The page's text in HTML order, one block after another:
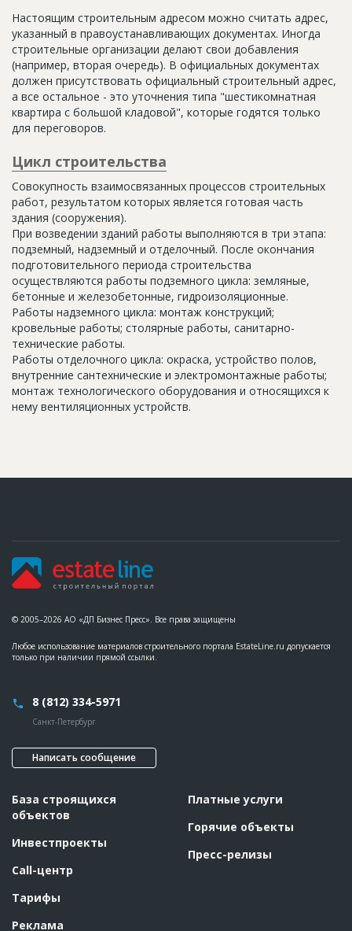
Настоящим строительным адресом можно считать адрес,
указанный в правоустанавливающих документах. Иногда
строительные организации делают свои добавления
(например, вторая очередь). В официальных документах
должен присутствовать официальный строительный адрес,
а все остальное - это уточнения типа "шестикомнатная
квартира с большой кладовой", которые годятся только
для переговоров.
Цикл строительства
Совокупность взаимосвязанных процессов строительных
работ, результатом которых является готовая часть
здания (сооружения).
При возведении зданий работы выполняются в три этапа:
подземный, надземный и отделочный. После окончания
подготовительного периода строительства
осуществляются работы подземного цикла: земляные,
бетонные и железобетонные, гидроизоляционные.
Работы надземного цикла: монтаж конструкций;
кровельные работы; столярные работы, санитарно-
технические работы.
Работы отделочного цикла: окраска, устройство полов,
внутренние сантехнические и электромонтажные работы;
монтаж технологического оборудования и относящихся к
нему вентиляционных устройств.
© 2005–2026 АО «ДП Бизнес Пресс». Все права защищены
Любое использование материалов строительного портала EstateLine.ru допускается
только при наличии прямой ссылки.
8 (812) 334-5971
Санкт-Петербург
Написать сообщение
База строящихся
объектов
Инвестпроекты
Call-центр
Тарифы
Реклама
Платные услуги
Горячие объекты
Пресс-релизы